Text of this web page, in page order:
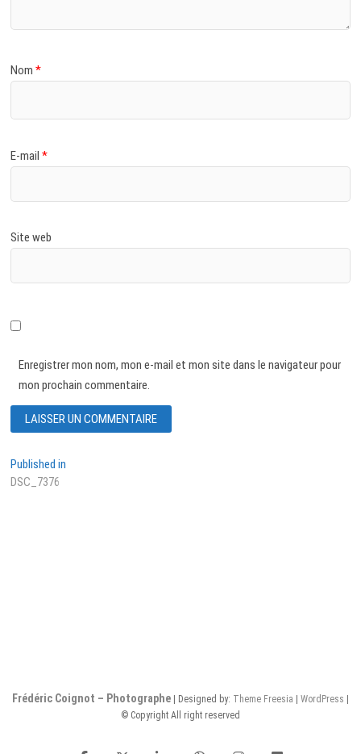
Nom*
E-mail*
Site web
Enregistrer mon nom, mon e-mail et mon site dans le navigateur pour
mon prochain commentaire.
Navigation
de
Published in
DSC_7376
Frédéric Coignot – Photographe| Designed by: Theme Freesia | WordPress |
© Copyright All right reserved